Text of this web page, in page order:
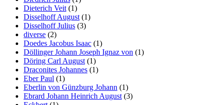
Dieterich Veit (1)
Disselhoff August (1)
Disselhoff Julius (3)
diverse (2)
Doedes Jacobus Isaac (1)
Döllinger Johann Joseph Ignaz von (1)
Döring Carl August (1)
Draconites Johannes (1)
Eber Paul (1)
Eberlin von Günzburg Johann (1)
Ebrard Johann Heinrich August (3)